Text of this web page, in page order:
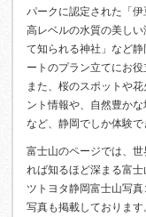
パークに認定された「
高レベルの水質の美し
て知られる神社」など
ートのプラン立てにお役
また、桜のスポットや
ント情報や、自然豊か
など、静岡でしか体験で
富士山のページでは、
れば知るほど深まる富
ツトヨタ静岡富士山写
写真も掲載しております